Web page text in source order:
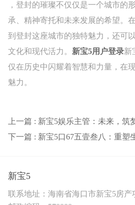
，登封的璀璨不仅仅是一个城市的
承、精神寄托和未来发展的希望。
到登封这座城市的独特魅力，还可
文化和现代活力。 新宝5用户登录新
仅在历史中闪耀着智慧和力量，在
魅力。
新宝5
联系地址：海南省海口市新宝5房产